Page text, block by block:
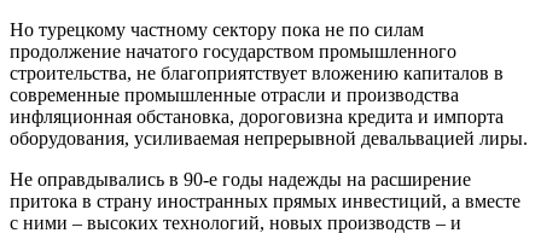
Но турецкому частному сектору пока не по силам
продолжение начатого государством промышленного
строительства, не благоприятствует вложению капиталов в
современные промышленные отрасли и производства
инфляционная обстановка, дороговизна кредита и импорта
оборудования, усиливаемая непрерывной девальвацией лиры.
Не оправдывались в 90-е годы надежды на расширение
притока в страну иностранных прямых инвестиций, а вместе
с ними – высоких технологий, новых производств – и